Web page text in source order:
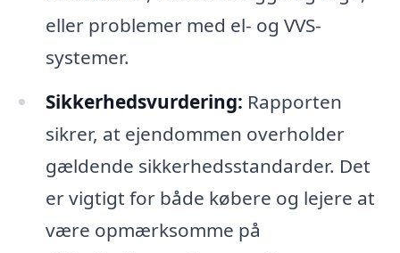
eller problemer med el- og VVS-
systemer.
Sikkerhedsvurdering: Rapporten
sikrer, at ejendommen overholder
gældende sikkerhedsstandarder. Det
er vigtigt for både købere og lejere at
være opmærksomme på